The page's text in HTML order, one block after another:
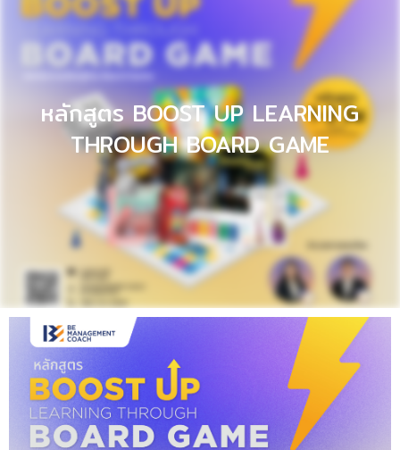
หลักสูตร BOOST UP LEARNING
THROUGH BOARD GAME